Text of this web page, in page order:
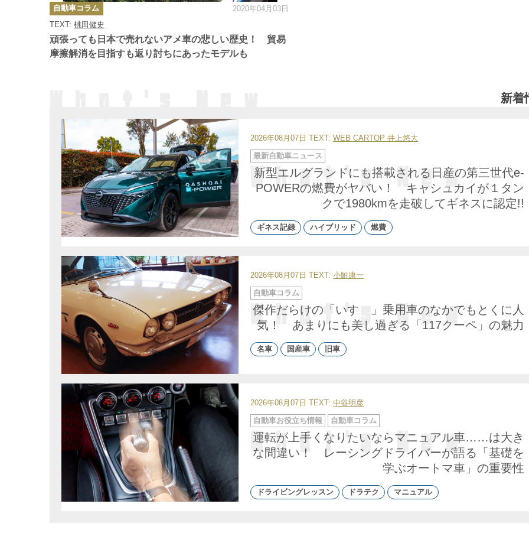
頑張っても日本で売れないアメ車の悲しい歴史！ 貿易
摩擦解消を目指すも返り討ちにあったモデルも
TEXT: 桃田健史
カ
テ
ゴ
リ
ー
自動車コラム 2020年04月03日
新着
2026年08月07日 TEXT: WEB CARTOP 井上悠大
新型エルグランドにも搭載される日産の第三世代e-
POWERの燃費がヤバい！ キャシュカイが１タン
クで1980kmを走破してギネスに認定!!
カ
テ
ゴ
リ
ー
最新自動車ニュース
ギネス記録 ハイブリッド 燃費
2026年08月07日 TEXT: 小鮒康一
傑作だらけの「いすゞ」乗用車のなかでもとくに人
気！ あまりにも美し過ぎる「117クーペ」の魅力
カ
テ
ゴ
リ
ー
自動車コラム
名車 国産車 旧車
2026年08月07日 TEXT: 中谷明彦
運転が上手くなりたいならマニュアル車……は大き
な間違い！ レーシングドライバーが語る「基礎を
学ぶオートマ車」の重要性
カ
テ
ゴ
リ
ー
自動車お役立ち情報 自動車コラム
ドライビングレッスン ドラテク マニュアル